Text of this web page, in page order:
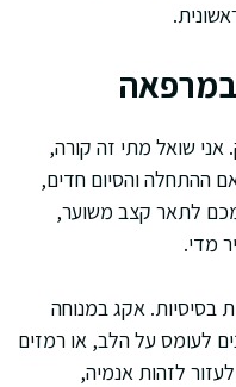
במרפאה
אני שואל מתי זה קורה,
ההתחלה והסיום חדים,
מכם לתאר קצב משוער,
מדי.
בסיסיות. אקג במנוחה
לעומס על הלב, או רמזים
לזהות אנמיה,